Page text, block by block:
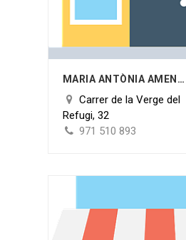
MARIA ANTÒNIA AMENGUAL COLL
Carrer de la Verge del
Refugi, 32
971 510 893